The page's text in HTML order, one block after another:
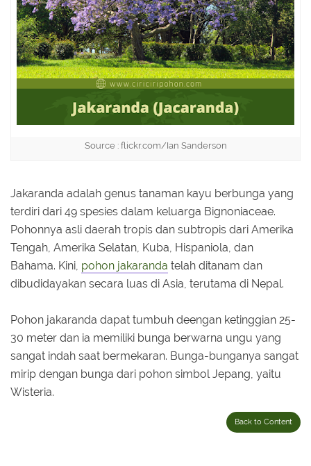
Source : flickr.com/Ian Sanderson
Jakaranda adalah genus tanaman kayu berbunga yang
terdiri dari 49 spesies dalam keluarga Bignoniaceae.
Pohonnya asli daerah tropis dan subtropis dari Amerika
Tengah, Amerika Selatan, Kuba, Hispaniola, dan
Bahama. Kini, pohon jakaranda telah ditanam dan
dibudidayakan secara luas di Asia, terutama di Nepal.
Pohon jakaranda dapat tumbuh deengan ketinggian 25-
30 meter dan ia memiliki bunga berwarna ungu yang
sangat indah saat bermekaran. Bunga-bunganya sangat
mirip dengan bunga dari pohon simbol Jepang, yaitu
Wisteria.
Back to Content